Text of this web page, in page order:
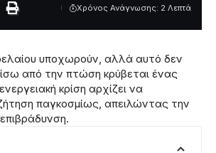
Χρόνος Ανάγνωσης: 2 Λεπτά
υποχωρούν, αλλά αυτό δεν
από την πτώση κρύβεται ένας
κρίση αρχίζει να
παγκοσμίως, απειλώντας την